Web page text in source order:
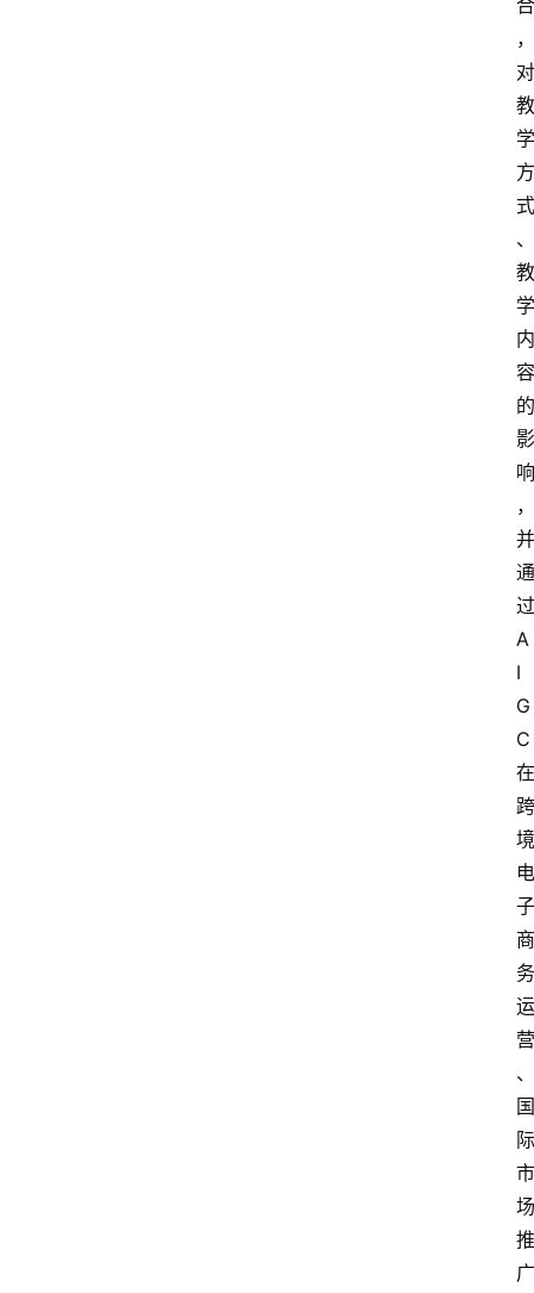
合
，
对
教
学
方
式
、
教
学
内
容
的
影
响
，
并
通
过
A
I
G
C
在
跨
境
电
子
商
务
运
营
、
国
际
市
场
推
广